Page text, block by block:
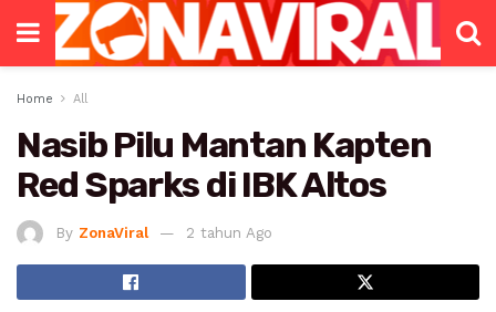
Home All
Nasib Pilu Mantan Kapten
Red Sparks di IBK Altos
By ZonaViral 2 tahun Ago